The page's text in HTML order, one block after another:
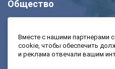
Общество
Шоу
Моя школа
Вместе с нашими партнерами
cookie, чтобы обеспечить
и реклама отвечали вашим